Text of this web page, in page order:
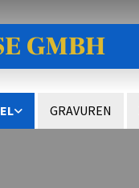
GMBH
GRAVUREN